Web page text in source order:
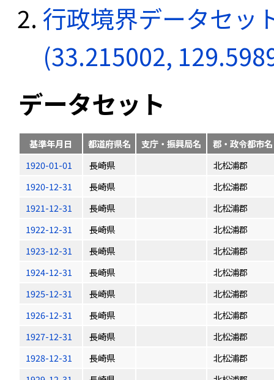
行政境界データセッ
(33.215002,
データセット
基準年月日 都道府県名 支庁・振興局名
郡・政令都市名
1920-01-01
長崎県
北松浦郡
1920-12-31
長崎県
北松浦郡
1921-12-31
長崎県
北松浦郡
1922-12-31
長崎県
北松浦郡
1923-12-31
長崎県
北松浦郡
1924-12-31
長崎県
北松浦郡
1925-12-31
長崎県
北松浦郡
1926-12-31
長崎県
北松浦郡
1927-12-31
長崎県
北松浦郡
1928-12-31
長崎県
北松浦郡